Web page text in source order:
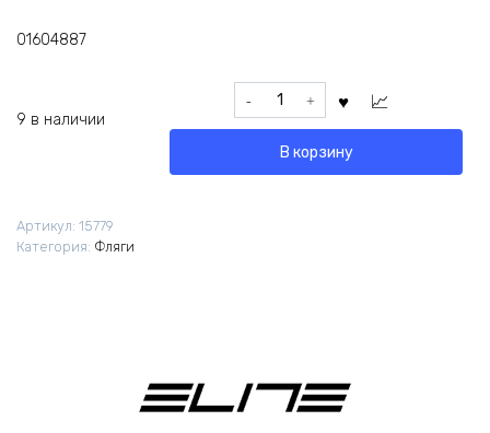
01604887
9 в наличии
Количество
товара
В корзину
Артикул: 15779
Категория: Фляги